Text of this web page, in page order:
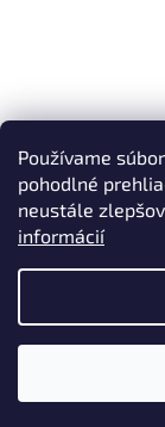
Používame
pohodlné
neustále
informácií